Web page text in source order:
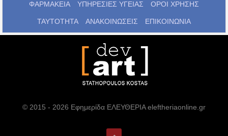
ΦΑΡΜΑΚΕΙΑ ΥΠΗΡΕΣΙΕΣ ΥΓΕΙΑΣ ΟΡΟΙ ΧΡΗΣΗΣ
ΤΑΥΤΟΤΗΤΑ ΑΝΑΚΟΙΝΩΣΕΙΣ ΕΠΙΚΟΙΝΩΝΙΑ
© 2015 - 2026 Εφημερίδα ΕΛΕΥΘΕΡΙΑ eleftheriaonline.gr